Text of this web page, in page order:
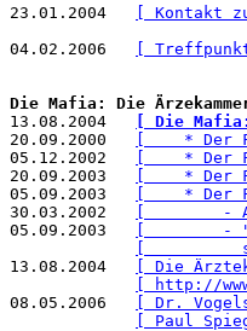
23.01.2004
[ Kontakt
04.02.2006
[
Die Mafia: Die
13.08.2004
[ Die
20.09.2000
[    * Der
05.12.2002
[    * Der
20.09.2003
[    * Der
05.09.2003
[    * Der
30.03.2002
[        -
05.09.2003
[        - "In
[
13.08.2004
[ Die
[ http://
08.05.2006
[ Dr.
[ Paul